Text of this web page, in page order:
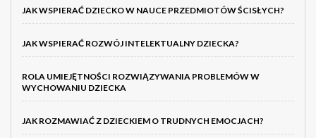
JAK WSPIERAĆ DZIECKO W NAUCE PRZEDMIOTÓW ŚCISŁYCH?
JAK WSPIERAĆ ROZWÓJ INTELEKTUALNY DZIECKA?
ROLA UMIEJĘTNOŚCI ROZWIĄZYWANIA PROBLEMÓW W
WYCHOWANIU DZIECKA
JAK ROZMAWIAĆ Z DZIECKIEM O TRUDNYCH EMOCJACH?